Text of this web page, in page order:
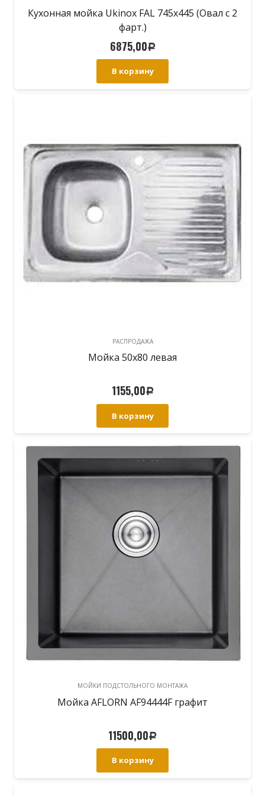
Кухонная мойка Ukinox FAL 745х445 (Овал с 2
фарт.)
6875,00Р
В корзину
РАСПРОДАЖА
Мойка 50х80 левая
1155,00Р
В корзину
МОЙКИ ПОДСТОЛЬНОГО МОНТАЖА
Мойка AFLORN AF94444F графит
11500,00Р
В корзину